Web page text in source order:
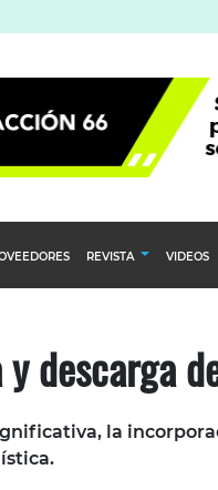
REVISTA VIDEOS
descarga
la